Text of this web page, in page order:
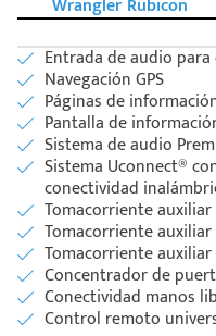
Wrangler Rubicon
Entrada de audio
Navegación GPS
Páginas de
Pantalla de
Sistema de audio
Sistema Uconnect®
conectividad
Tomacorriente auxiliar
Tomacorriente auxiliar
Tomacorriente auxiliar
Concentrador de
Conectividad manos
Control remoto